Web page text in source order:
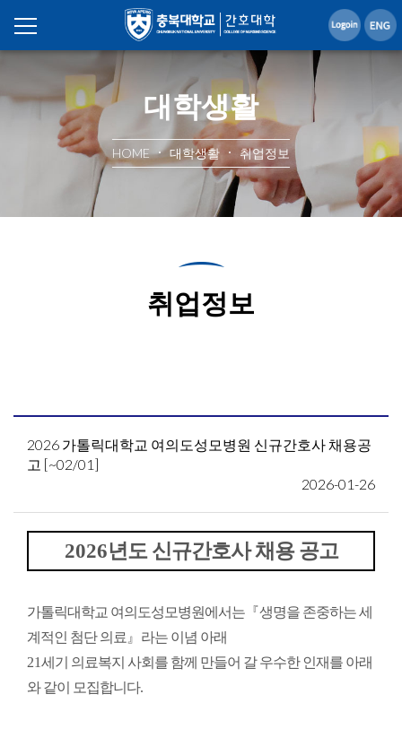
대학생활
HOME 대학생활 취업정보
취업정보
2026 가톨릭대학교 여의도성모병원 신규간호사 채용공
고 [~02/01]
2026-01-26
2026년도 신규간호사 채용 공고
가톨릭대학교 여의도성모병원에서는 『생명을 존중하는 세
계적인 첨단 의료 』 라는 이념 아래
21세기 의료복지 사회를 함께 만들어 갈 우수한 인재를 아래
와 같이 모집합니다.